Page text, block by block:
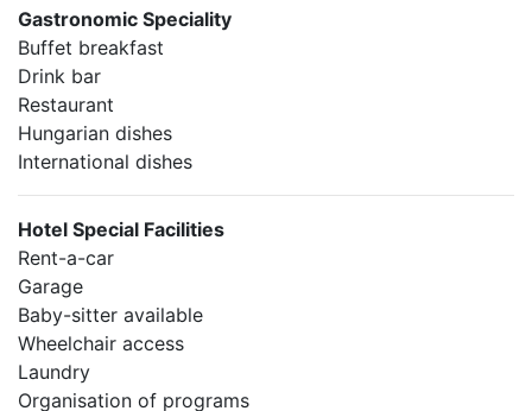
Gastronomic Speciality
Buffet breakfast
Drink bar
Restaurant
Hungarian dishes
International dishes
Hotel Special Facilities
Rent-a-car
Garage
Baby-sitter available
Wheelchair access
Laundry
Organisation of programs